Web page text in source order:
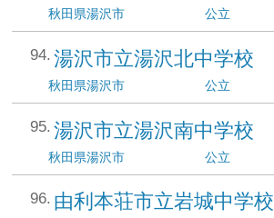
秋田県湯沢市 公立
湯沢市立湯沢北中学校
秋田県湯沢市 公立
湯沢市立湯沢南中学校
秋田県湯沢市 公立
由利本荘市立岩城中学校